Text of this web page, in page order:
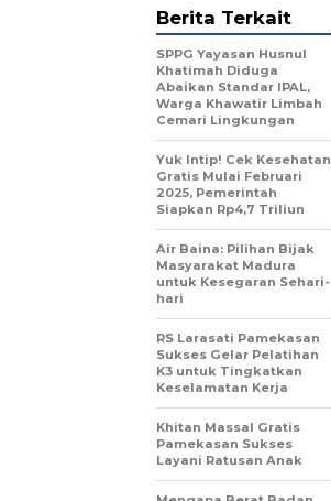
Berita Terkait
SPPG Yayasan Husnul
Khatimah Diduga
Abaikan Standar IPAL,
Warga Khawatir Limbah
Cemari Lingkungan
Yuk Intip! Cek Kesehatan
Gratis Mulai Februari
2025, Pemerintah
Siapkan Rp4,7 Triliun
Air Baina: Pilihan Bijak
Masyarakat Madura
untuk Kesegaran Sehari-
hari
RS Larasati Pamekasan
Sukses Gelar Pelatihan
K3 untuk Tingkatkan
Keselamatan Kerja
Khitan Massal Gratis
Pamekasan Sukses
Layani Ratusan Anak